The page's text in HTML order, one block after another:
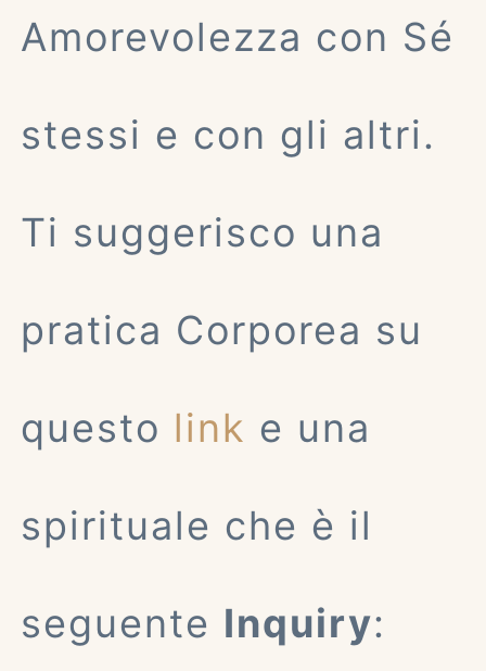
Amorevolezza con Sé
stessi e con gli altri.
Ti suggerisco una
pratica Corporea su
questo link e una
spirituale che è il
seguente Inquiry: